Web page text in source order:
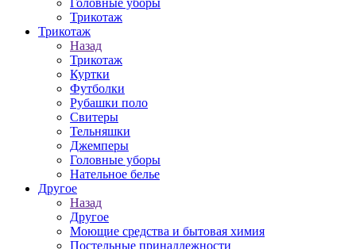
Головные уборы
Трикотаж
Трикотаж
Назад
Трикотаж
Куртки
Футболки
Рубашки поло
Свитеры
Тельняшки
Джемперы
Головные уборы
Нательное белье
Другое
Назад
Другое
Моющие средства и бытовая химия
Постельные принадлежности